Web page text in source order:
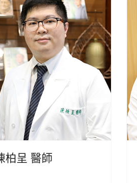
柏呈 醫師